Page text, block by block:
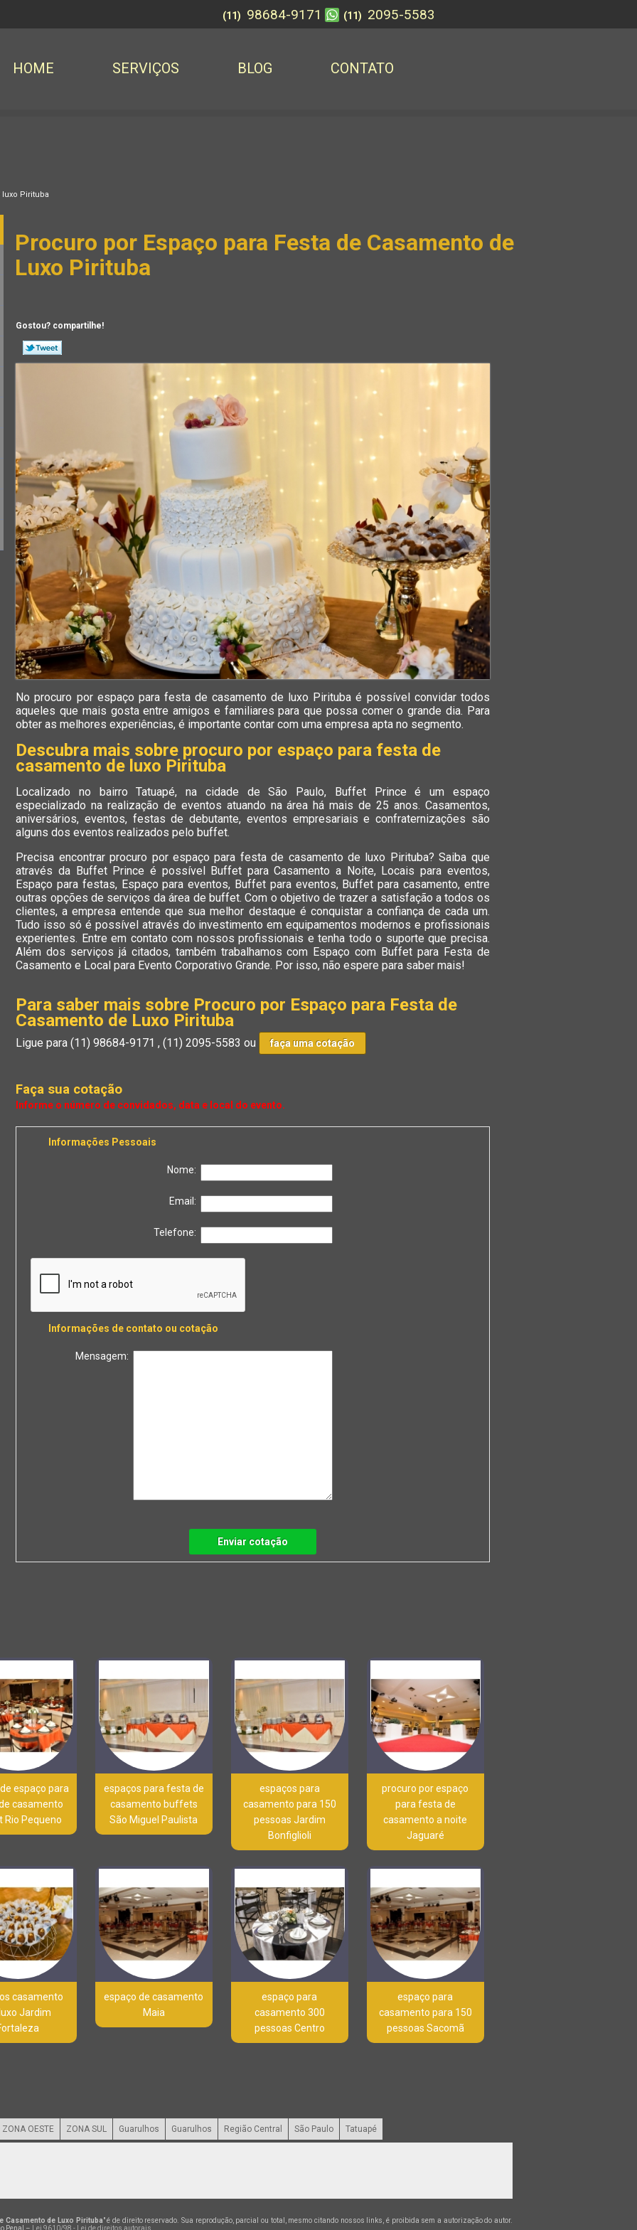
HOME SERVIÇOS BLOG CONTATO
(11) 98684-9171 (11) 2095-5583
Pirituba
Procuro por Espaço para Festa de Casamento de
Luxo Pirituba
Gostou? compartilhe!
No procuro por espaço para festa de casamento de luxo Pirituba é possível convidar todos
aqueles que mais gosta entre amigos e familiares para que possa comer o grande dia. Para
obter as melhores experiências, é importante contar com uma empresa apta no segmento.
Descubra mais sobre procuro por espaço para festa de
casamento de luxo Pirituba
Localizado no bairro Tatuapé, na cidade de São Paulo, Buffet Prince é um espaço
especializado na realização de eventos atuando na área há mais de 25 anos. Casamentos,
aniversários, eventos, festas de debutante, eventos empresariais e confraternizações são
alguns dos eventos realizados pelo buffet.
Precisa encontrar procuro por espaço para festa de casamento de luxo Pirituba? Saiba que
através da Buffet Prince é possível Buffet para Casamento a Noite, Locais para eventos,
Espaço para festas, Espaço para eventos, Buffet para eventos, Buffet para casamento, entre
outras opções de serviços da área de buffet. Com o objetivo de trazer a satisfação a todos os
clientes, a empresa entende que sua melhor destaque é conquistar a confiança de cada um.
Tudo isso só é possível através do investimento em equipamentos modernos e profissionais
experientes. Entre em contato com nossos profissionais e tenha todo o suporte que precisa.
Além dos serviços já citados, também trabalhamos com Espaço com Buffet para Festa de
Casamento e Local para Evento Corporativo Grande. Por isso, não espere para saber mais!
Para saber mais sobre Procuro por Espaço para Festa de
Casamento de Luxo Pirituba
Ligue para(11) 98684-9171 ,(11) 2095-5583 ou faça uma cotação
Faça sua cotação
Informações Pessoais
Nome:
Email:
Telefone:
Informações de contato ou cotação
Mensagem:
Enviar cotação
espaço para
casamento
Rio Pequeno
espaços para festa de
casamento buffets
São Miguel Paulista
espaços para
casamento para 150
pessoas Jardim
Bonfiglioli
procuro por espaço
para festa de
casamento a noite
Jaguaré
casamento
Jardim
espaço de casamento
Maia
espaço para
casamento 300
pessoas Centro
espaço para
casamento para 150
pessoas Sacomã
ZONA OESTE ZONA SUL Guarulhos Guarulhos Região Central São Paulo Tatuapé
Casamento de Luxo Pirituba" é de direito reservado. Sua reprodução, parcial ou total, mesmo citando nossos links, é proibida sem a autorização do autor.
Penal –
Lei 9610/98 - Lei de direitos autorais